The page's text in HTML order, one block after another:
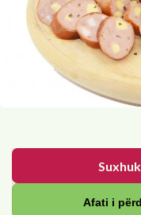
Afati i